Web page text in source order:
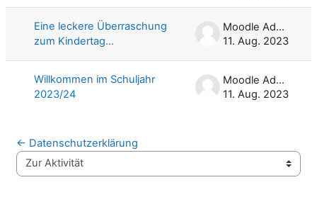
Eine leckere Überraschung
zum Kindertag...
Moodle Admin
11. Aug. 2023
Willkommen im Schuljahr
2023/24
Moodle Admin
11. Aug. 2023
← Datenschutzerklärung
Zur Aktivität